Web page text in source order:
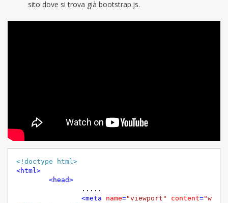
sito dove si trova già bootstrap.js.
<!doctype html>
<html>
<head>
<meta name="viewport" content="w